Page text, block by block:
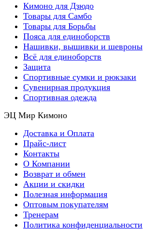
Кимоно для Дзюдо
Товары для Самбо
Товары для Борьбы
Пояса для единоборств
Нашивки, вышивки и шевроны
Всё для единоборств
Защита
Спортивные сумки и рюкзаки
Сувенирная продукция
Спортивная одежда
ЭЦ Мир Кимоно
Доставка и Оплата
Прайс-лист
Контакты
О Компании
Возврат и обмен
Акции и скидки
Полезная информация
Оптовым покупателям
Тренерам
Политика конфиденциальности